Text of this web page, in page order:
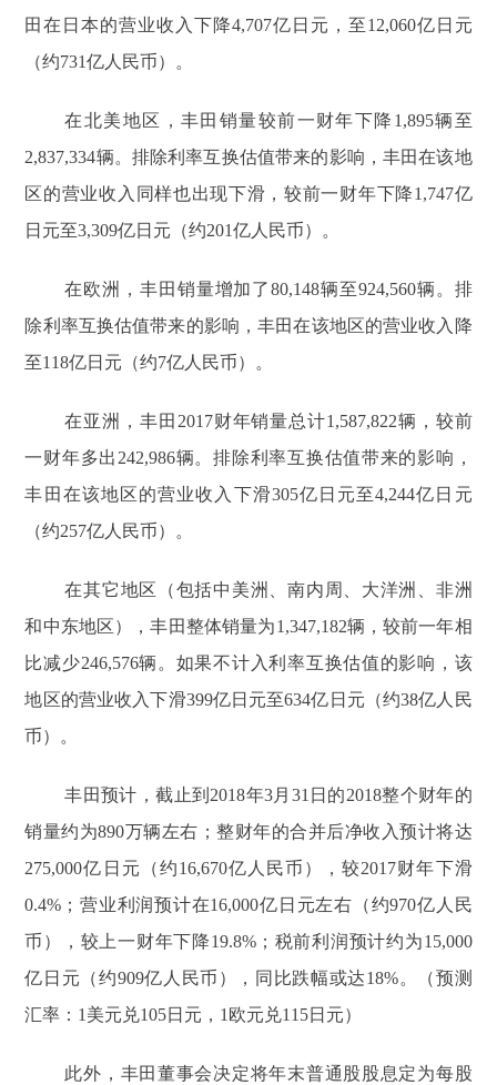
田在日本的营业收入下降4,707亿日元，至12,060亿日元
（约731亿人民币）。
在北美地区，丰田销量较前一财年下降1,895辆至
2,837,334辆。排除利率互换估值带来的影响，丰田在该地
区的营业收入同样也出现下滑，较前一财年下降1,747亿
日元至3,309亿日元（约201亿人民币）。
在欧洲，丰田销量增加了80,148辆至924,560辆。排
除利率互换估值带来的影响，丰田在该地区的营业收入降
至118亿日元（约7亿人民币）。
在亚洲，丰田2017财年销量总计1,587,822辆，较前
一财年多出242,986辆。排除利率互换估值带来的影响，
丰田在该地区的营业收入下滑305亿日元至4,244亿日元
（约257亿人民币）。
在其它地区（包括中美洲、南内周、大洋洲、非洲
和中东地区），丰田整体销量为1,347,182辆，较前一年相
比减少246,576辆。如果不计入利率互换估值的影响，该
地区的营业收入下滑399亿日元至634亿日元（约38亿人民
币）。
丰田预计，截止到2018年3月31日的2018整个财年的
销量约为890万辆左右；整财年的合并后净收入预计将达
275,000亿日元（约16,670亿人民币），较2017财年下滑
0.4%；营业利润预计在16,000亿日元左右（约970亿人民
币），较上一财年下降19.8%；税前利润预计约为15,000
亿日元（约909亿人民币），同比跌幅或达18%。（预测
汇率：1美元兑105日元，1欧元兑115日元）
此外，丰田董事会决定将年末普通股股息定为每股